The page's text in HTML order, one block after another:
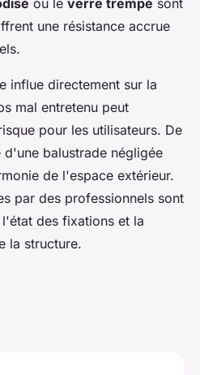
ou le verre trempé sont
une résistance accrue
influe directement sur la
mal entretenu peut
pour les utilisateurs. De
balustrade négligée
de l'espace extérieur.
par des professionnels sont
des fixations et la
la structure.